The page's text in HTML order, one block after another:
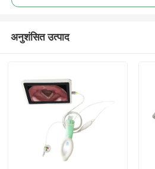
अनुशंसित उत्पाद